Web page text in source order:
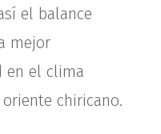
el balance
mejor
en el clima
chiricano.